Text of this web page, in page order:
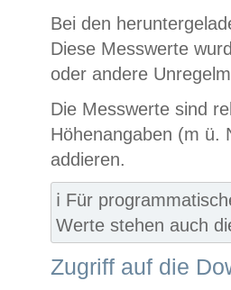
Bei den
Diese Messwerte
oder andere
Die Messwerte sind
Höhenangaben (m ü.
addieren.
ℹ️ Für
Werte stehen auch
Zugriff auf die